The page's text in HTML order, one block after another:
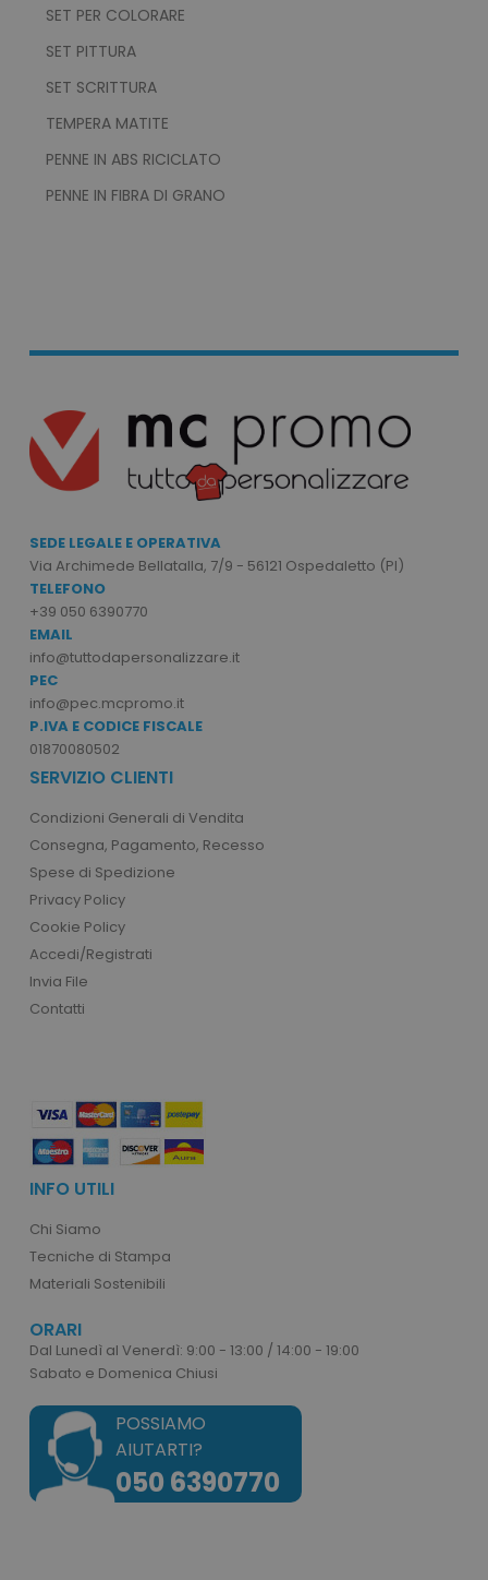
SET PER COLORARE
SET PITTURA
SET SCRITTURA
TEMPERA MATITE
PENNE IN ABS RICICLATO
PENNE IN FIBRA DI GRANO
SEDE LEGALE E OPERATIVA
Via Archimede Bellatalla, 7/9 - 56121 Ospedaletto (PI)
TELEFONO
+39 050 6390770
EMAIL
info@tuttodapersonalizzare.it
PEC
info@pec.mcpromo.it
P.IVA E CODICE FISCALE
01870080502
SERVIZIO CLIENTI
Condizioni Generali di Vendita
Consegna, Pagamento, Recesso
Spese di Spedizione
Privacy Policy
Cookie Policy
Accedi/Registrati
Invia File
Contatti
INFO UTILI
Chi Siamo
Tecniche di Stampa
Materiali Sostenibili
ORARI
Dal Lunedì al Venerdì: 9:00 - 13:00 / 14:00 - 19:00
Sabato e Domenica Chiusi
POSSIAMO
AIUTARTI?
050 6390770